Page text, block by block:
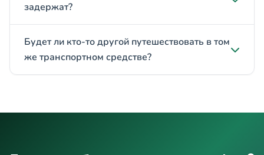
задержат?
Будет ли кто-то другой путешествовать в том
же транспортном средстве?